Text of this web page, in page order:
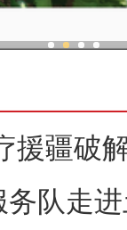
援疆破
队走